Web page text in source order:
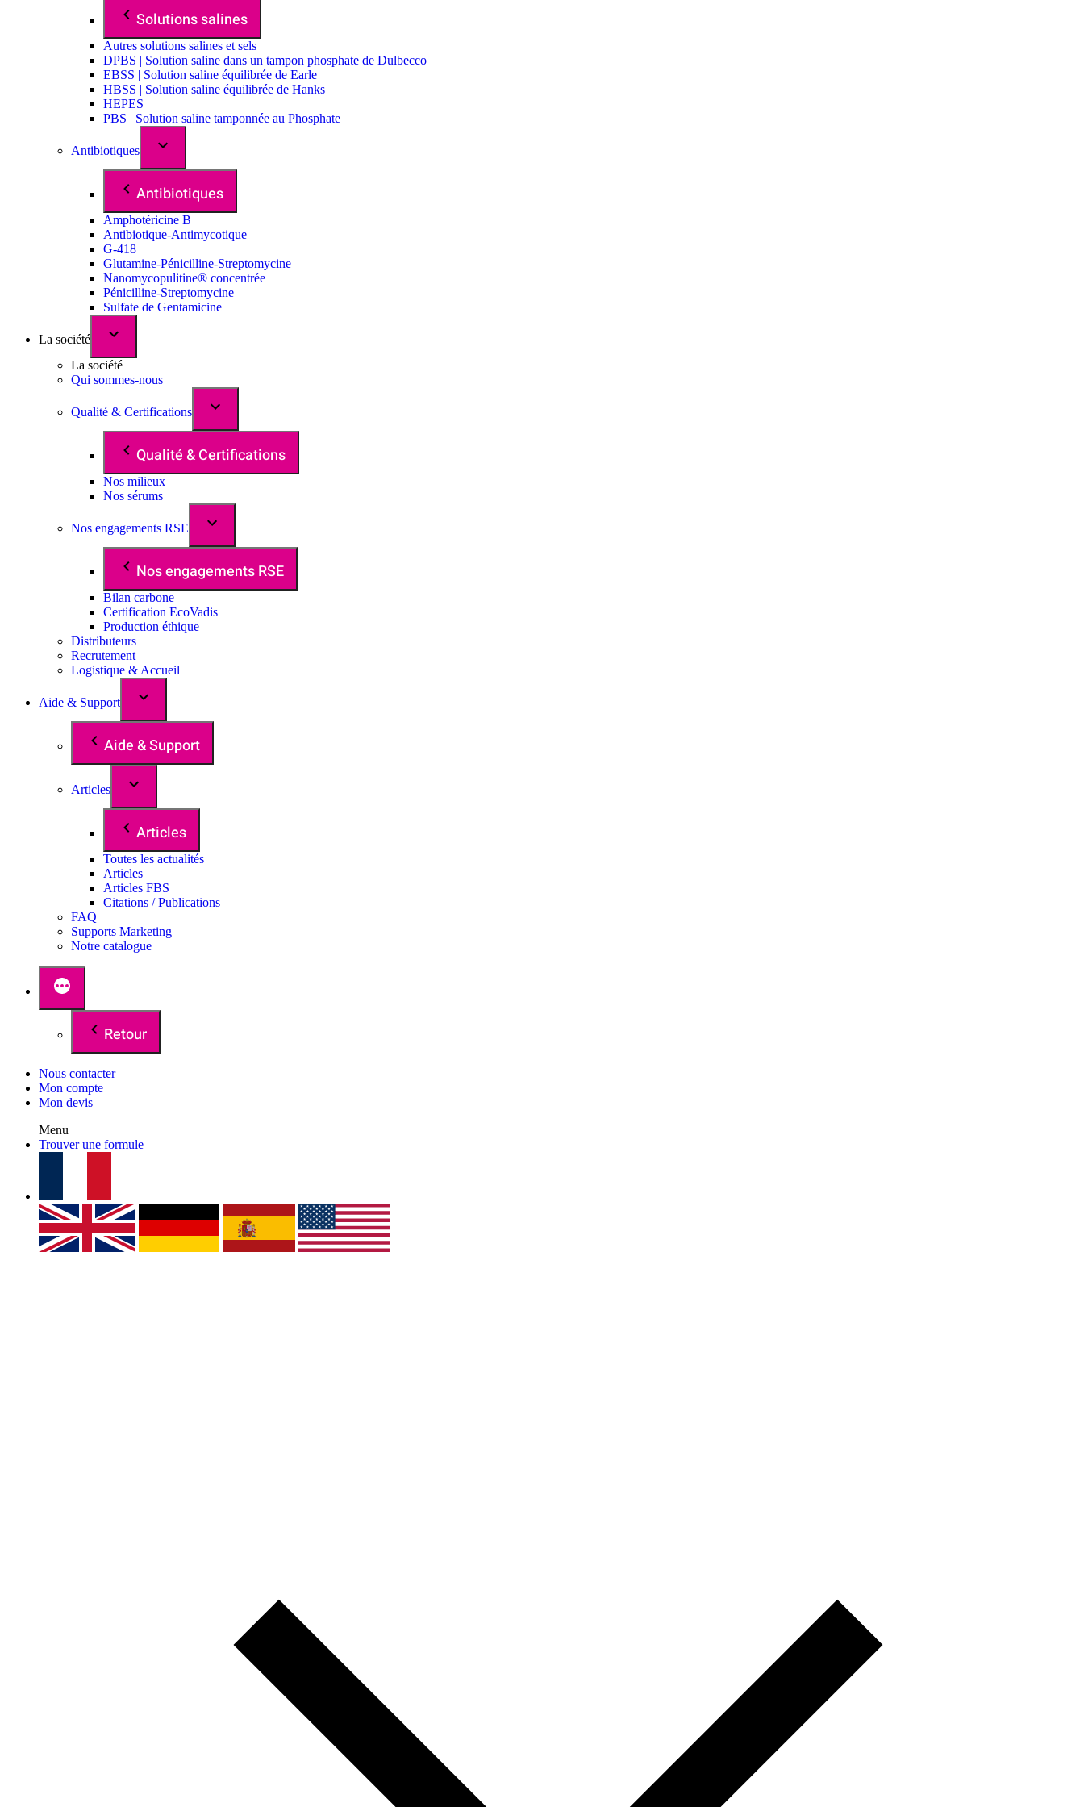
Solutions salines
Autres solutions salines et sels
DPBS | Solution saline dans un tampon phosphate de Dulbecco
EBSS | Solution saline équilibrée de Earle
HBSS | Solution saline équilibrée de Hanks
HEPES
PBS | Solution saline tamponnée au Phosphate
Antibiotiques
Antibiotiques
Amphotéricine B
Antibiotique-Antimycotique
G-418
Glutamine-Pénicilline-Streptomycine
Nanomycopulitine® concentrée
Pénicilline-Streptomycine
Sulfate de Gentamicine
La société
La société
Qui sommes-nous
Qualité & Certifications
Qualité & Certifications
Nos milieux
Nos sérums
Nos engagements RSE
Nos engagements RSE
Bilan carbone
Certification EcoVadis
Production éthique
Distributeurs
Recrutement
Logistique & Accueil
Aide & Support
Aide & Support
Articles
Articles
Toutes les actualités
Articles
Articles FBS
Citations / Publications
FAQ
Supports Marketing
Notre catalogue
Retour
Nous contacter
Mon compte
Mon devis
Menu
Trouver une formule